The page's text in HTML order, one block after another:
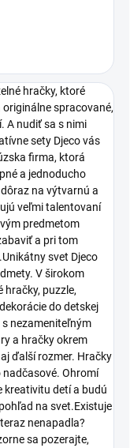
hračky, ktoré
spracované,
A nudiť sa s nimi
sety Djeco vás
firma, ktorá
a jednoducho
na výtvarnú a
veľmi talentovaní
predmetom
a pri tom
svet Djeco
V širokom
hračky, puzzle,
do detskej
nezameniteľným
a hračky okrem
ďalší rozmer. Hračky
Ohromí
kreativitu detí a budú
na svet.Existuje
nenapadla?
sa pozerajte,